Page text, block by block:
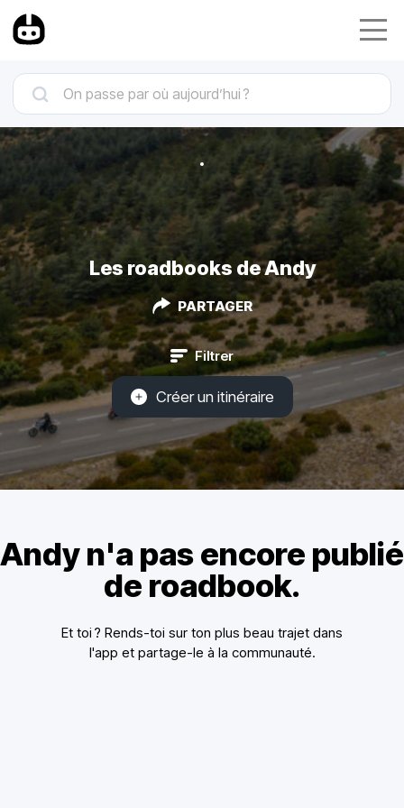
Les roadbooks de Andy
PARTAGER
Filtrer
Créer un itinéraire
Andy n'a pas encore publié
de roadbook.
Et toi ? Rends-toi sur ton plus beau trajet dans
l'app et partage-le à la communauté.